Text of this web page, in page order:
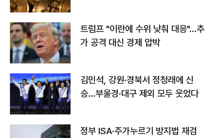
트럼프 "이란에 수위 낮춰 대응"…추
가 공격 대신 경제 압박
김민석, 강원·경북서 정청래에 신
승…부울경·대구 제외 모두 웃었다
정부 ISA·주가누르기 방지법 재검